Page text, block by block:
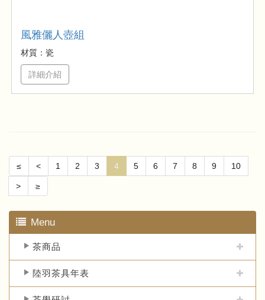
風雅儷人壺組
材質：瓷
詳細介紹
≤ < 1 2 3 4 5 6 7 8 9 10
> ≥
Menu
茶商品
陸羽茶具年表